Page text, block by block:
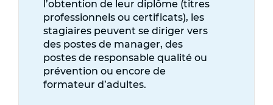
l’obtention de leur diplôme (titres
professionnels ou certificats), les
stagiaires peuvent se diriger vers
des postes de manager, des
postes de responsable qualité ou
prévention ou encore de
formateur d’adultes.